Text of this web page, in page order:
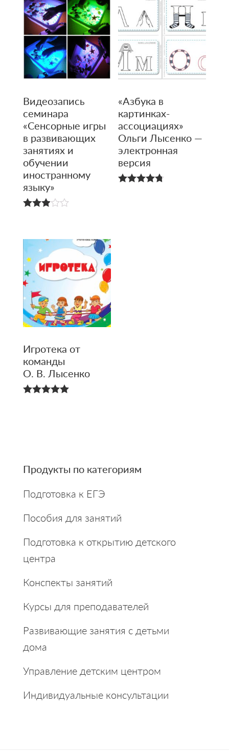
Видеозапись
семинара
«Сенсорные игры
в развивающих
занятиях и
обучении
иностран­ному
языку»
«Азбука в
картинках-
ассоциациях»
Ольги Лысенко —
электронная
версия
Игротека от
команды
О. В. Лысенко
Primary
Sidebar
Продукты по категориям
Подготовка к ЕГЭ
Пособия для занятий
Подготовка к открытию детского
центра
Конспекты занятий
Курсы для преподавателей
Развивающие занятия с детьми
дома
Управление детским центром
Индивидуальные консультации